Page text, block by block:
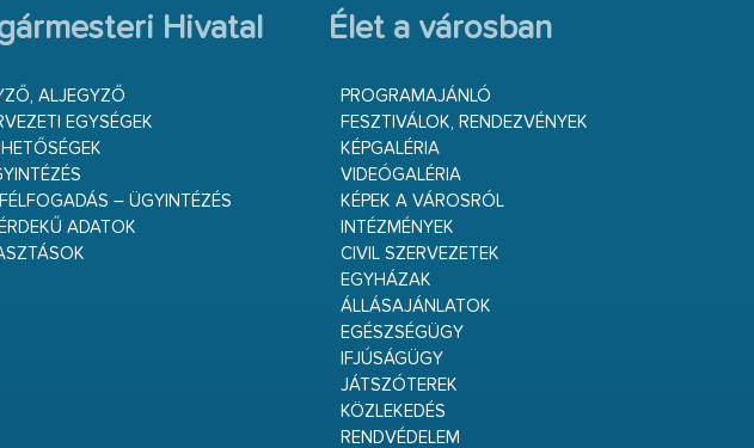
Hivatal
ALJEGYZŐ
EGYSÉGEK
– ÜGYINTÉZÉS
ADATOK
Élet a városban
PROGRAMAJÁNLÓ
FESZTIVÁLOK, RENDEZVÉNYEK
KÉPGALÉRIA
VIDEÓGALÉRIA
KÉPEK A VÁROSRÓL
INTÉZMÉNYEK
CIVIL SZERVEZETEK
EGYHÁZAK
ÁLLÁSAJÁNLATOK
EGÉSZSÉGÜGY
IFJÚSÁGÜGY
JÁTSZÓTEREK
KÖZLEKEDÉS
RENDVÉDELEM